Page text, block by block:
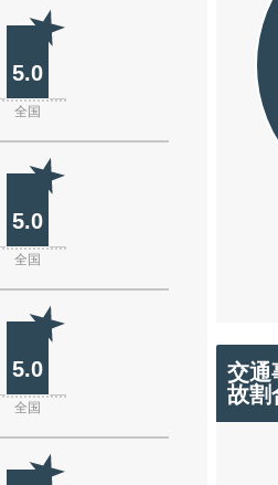
5.0
全国
5.0
全国
5.0
全国
交通
故割